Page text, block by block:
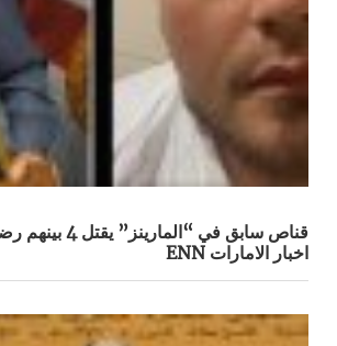
قناص سابق في
اخبار الامارات ENN